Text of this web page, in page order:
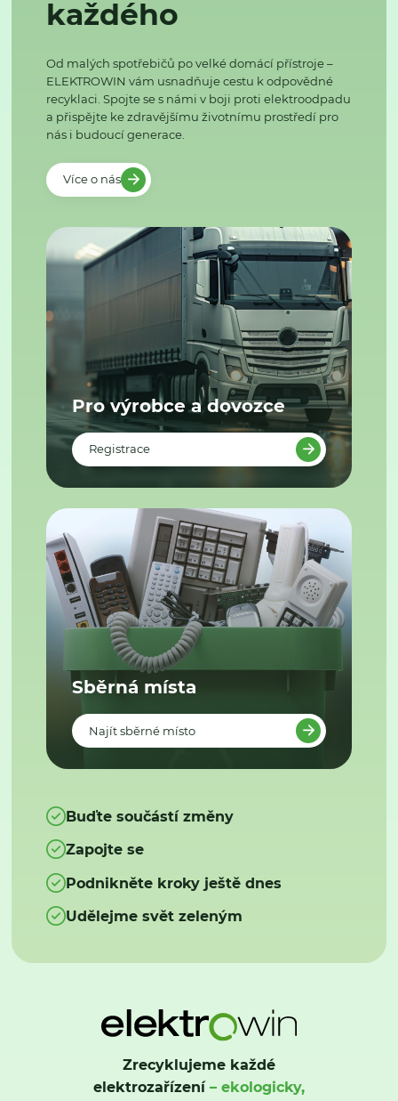
každého
Od malých spotřebičů po velké domácí přístroje –
ELEKTROWIN vám usnadňuje cestu k odpovědné
recyklaci. Spojte se s námi v boji proti elektroodpadu
a přispějte ke zdravějšímu životnímu prostředí pro
nás i budoucí generace.
Více o nás
Pro výrobce a dovozce
Registrace
Sběrná místa
Najít sběrné místo
Buďte součástí změny
Zapojte se
Podnikněte kroky ještě dnes
Udělejme svět zeleným
Zrecyklujeme každé
elektrozařízení– ekologicky,